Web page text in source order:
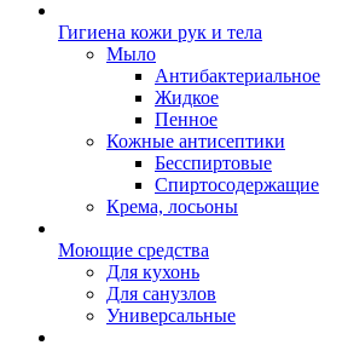
Гигиена кожи рук и тела
Мыло
Антибактериальное
Жидкое
Пенное
Кожные антисептики
Бесспиртовые
Cпиртосодержащие
Крема, лосьоны
Моющие средства
Для кухонь
Для санузлов
Универсальные